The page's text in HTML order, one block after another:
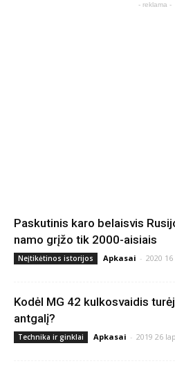
- reklama -
Paskutinis karo belaisvis
namo grįžo tik 2000-aisiais
Neįtikėtinos istorijos Apkasai - 2020
Kodėl MG 42 kulkosvaidis
antgalį?
Technika ir ginklai Apkasai - 2019 26